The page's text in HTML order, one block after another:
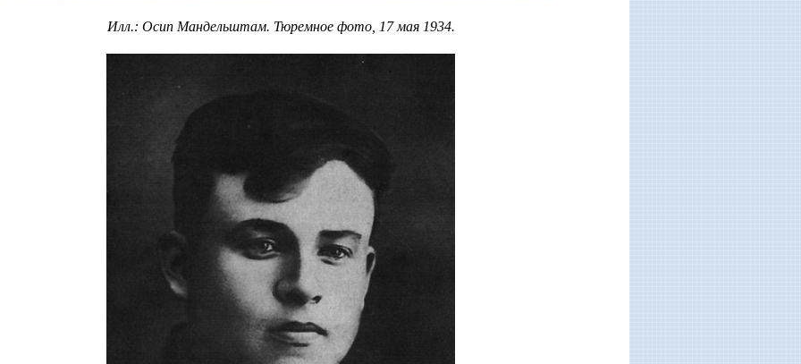
Илл.: Осип Мандельштам. Тюремное фото, 17 мая 1934.